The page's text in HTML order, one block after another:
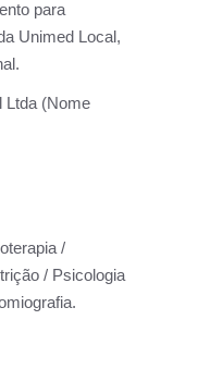
para
Unimed Local,
Ltda (Nome
/
/ Psicologia